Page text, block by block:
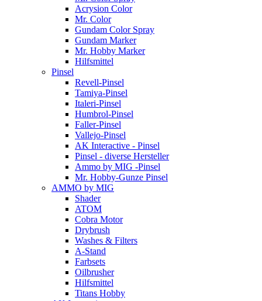
Acrysion Color
Mr. Color
Gundam Color Spray
Gundam Marker
Mr. Hobby Marker
Hilfsmittel
Pinsel
Revell-Pinsel
Tamiya-Pinsel
Italeri-Pinsel
Humbrol-Pinsel
Faller-Pinsel
Vallejo-Pinsel
AK Interactive - Pinsel
Pinsel - diverse Hersteller
Ammo by MIG -Pinsel
Mr. Hobby-Gunze Pinsel
AMMO by MIG
Shader
ATOM
Cobra Motor
Drybrush
Washes & Filters
A-Stand
Farbsets
Oilbrusher
Hilfsmittel
Titans Hobby